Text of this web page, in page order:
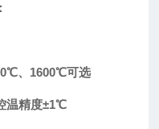
℃、1600℃可选
温精度±1℃